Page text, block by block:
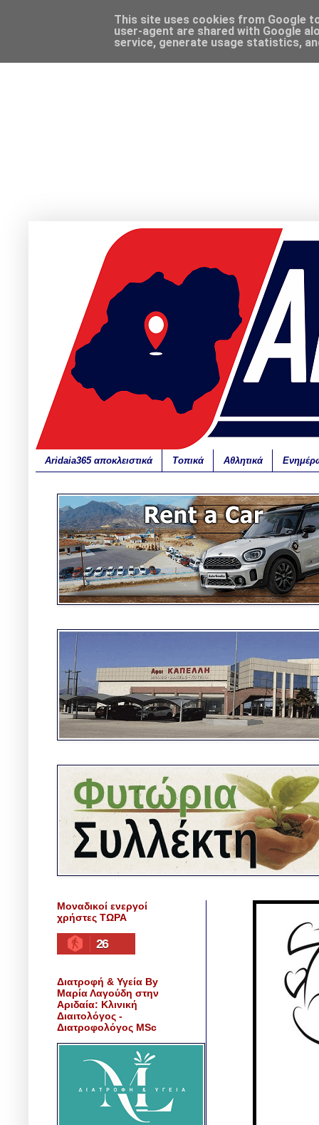
Aridaia365 αποκλειστικά Τοπικά Αθλητικά
Μοναδικοί ενεργοί
χρήστες ΤΩΡΑ
26
Διατροφή & Υγεία By
Μαρία Λαγούδη στην
Αριδαία: Κλινική
Διαιτολόγος -
Διατροφολόγος MSc
This site uses cookies from Google
user-agent are shared with Google
service, generate usage statistics,